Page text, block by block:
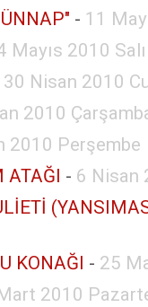
- 11
Mayıs 2010 Salı
30 Nisan 2010
2010
2010 Perşembe
- 6 Nisan
KONAĞI - 25
2010